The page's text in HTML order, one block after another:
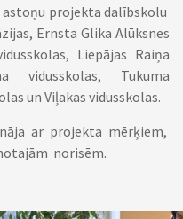
projekta dalībskolu
Ernsta Glika Alūksnes
Liepājas Raiņa
vidusskolas, Tukuma
un Viļakas vidusskolas.
ar projekta mērķiem,
norisēm.